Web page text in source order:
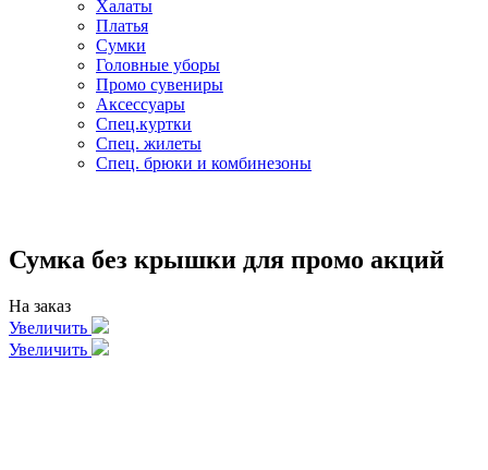
Халаты
Платья
Сумки
Головные уборы
Промо сувениры
Аксессуары
Спец.куртки
Спец. жилеты
Спец. брюки и комбинезоны
Сумка без крышки для промо акций
На заказ
Увеличить
Увеличить